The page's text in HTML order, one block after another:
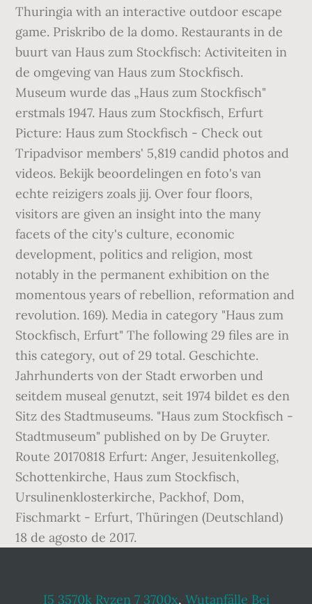
Thuringia with an interactive outdoor escape
game. Priskribo de la domo. Restaurants in de
buurt van Haus zum Stockfisch: Activiteiten in
de omgeving van Haus zum Stockfisch.
Museum wurde das „Haus zum Stockfisch"
erstmals 1947. Haus zum Stockfisch, Erfurt
Picture: Haus zum Stockfisch - Check out
Tripadvisor members' 5,819 candid photos and
videos. Bekijk beoordelingen en foto's van
echte reizigers zoals jij. Over four floors,
visitors are given an insight into the many
facets of the city's culture, economic
development, politics and religion, most
notably in the permanent exhibition on the
momentous years of rebellion, reformation and
revolution. 169). Media in category "Haus zum
Stockfisch, Erfurt" The following 29 files are in
this category, out of 29 total. Geschichte.
Jahrhunderts von der Stadt erworben und
seitdem museal genutzt, seit 1974 bildet es den
Sitz des Stadtmuseums. "Haus zum Stockfisch -
Stadtmuseum" published on by De Gruyter.
Route 20170818 Erfurt: Anger, Jesuitenkolleg,
Schottenkirche, Haus zum Stockfisch,
Ursulinenklosterkirche, Packhof, Dom,
Fischmarkt - Erfurt, Thüringen (Deutschland)
18 de agosto de 2017.
I5 3570k Ryzen 7 3700x, Wutanfälle Bei